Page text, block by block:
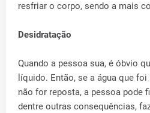
resfriar o corpo, sendo a mais
Desidratação
Quando a pessoa sua, é óbvio
líquido. Então, se a água que
não for reposta, a pessoa pode
dentre outras consequências,